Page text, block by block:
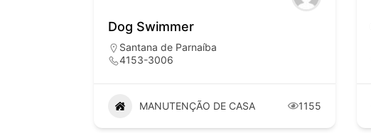
Dog Swimmer
Santana de Parnaíba
4153-3006
MANUTENÇÃO DE CASA 1155